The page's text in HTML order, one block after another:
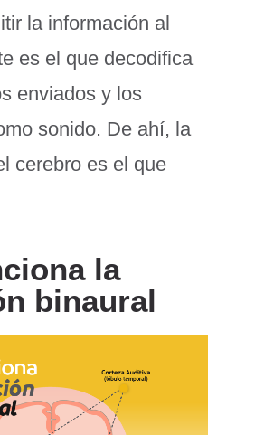
la información al
es el que decodifica
enviados y los
sonido. De ahí, la
cerebro es el que
la
binaural